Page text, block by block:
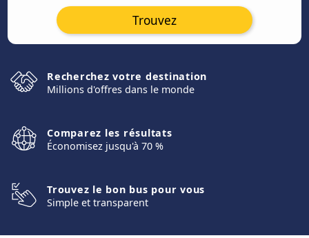
Trouvez
Recherchez votre destination
Millions d'offres dans le monde
Comparez les résultats
Économisez jusqu'à 70 %
Trouvez le bon bus pour vous
Simple et transparent